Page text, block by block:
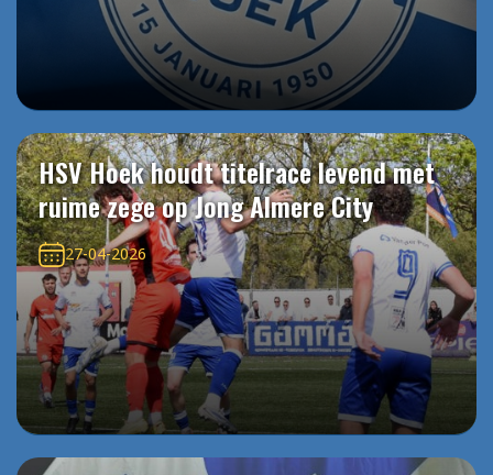
HSV Hoek houdt titelrace levend met
ruime zege op Jong Almere City
27-04-2026